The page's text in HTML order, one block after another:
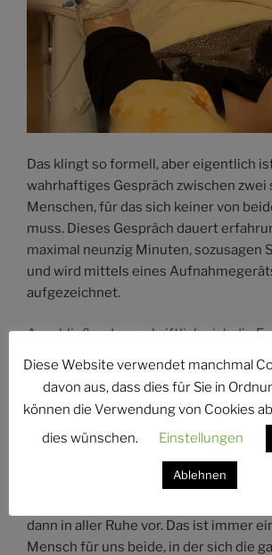
Das klingt so formell, aber eigentlich
wahrhaftiges Gespräch zwischen
Menschen, für das sich keiner von
muss. Dieses Gespräch dauert
maximal neunzig Minuten, sozusagen
und wird mittels eines
aufgezeichnet.
Anschließend verschriftliche ich die
wichtig dabei: Ich verändere den
geht an dieser Stelle nicht darum, ein
Meisterwerk zu schaffen, sondern ein
die An- und Zugehörigen ihren
wieder erkennen und sagen: „Ja,
immer gesprochen. Typisch!“
dann in aller Ruhe vor. Das ist immer
Mensch für uns beide, in der sich die
Diese Website verwendet manchmal
davon aus, dass dies für Sie in
können die Verwendung von Cookies
dies wünschen.
Einstellungen
Ablehnen